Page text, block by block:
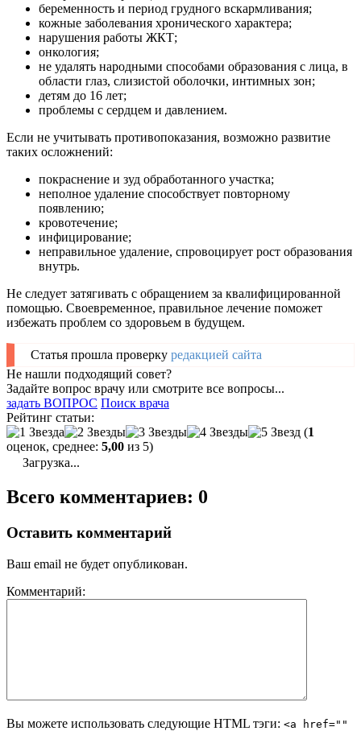
беременность и период грудного вскармливания;
кожные заболевания хронического характера;
нарушения работы ЖКТ;
онкология;
не удалять народными способами образования с лица, в
области глаз, слизистой оболочки, интимных зон;
детям до 16 лет;
проблемы с сердцем и давлением.
Если не учитывать противопоказания, возможно развитие
таких осложнений:
покраснение и зуд обработанного участка;
неполное удаление способствует повторному
появлению;
кровотечение;
инфицирование;
неправильное удаление, спровоцирует рост образования
внутрь.
Не следует затягивать с обращением за квалифицированной
помощью. Своевременное, правильное лечение поможет
избежать проблем со здоровьем в будущем.
Статья прошла проверку редакцией сайта
Не нашли подходящий совет?
Задайте вопрос врачу или смотрите все вопросы...
задать ВОПРОС Поиск врача
Рейтинг статьи:
(1
оценок, среднее: 5,00 из 5)
Загрузка...
Всего комментариев: 0
Оставить комментарий
Ваш email не будет опубликован.
Комментарий:
Вы можете использовать следующие HTML тэги: <a href=""